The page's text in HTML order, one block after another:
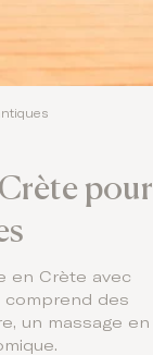
pour
en Crète avec
comprend des
un massage en